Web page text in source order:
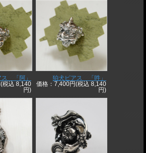
ス 「阿」
税込 8,140
円)
狛犬ピアス 「吽」
価格：7,400円(税込 8,140
円)